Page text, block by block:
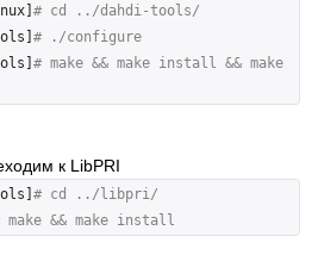
# cd ../dahdi-tools/
# ./configure
# make && make install && make
к LibPRI
# cd ../libpri/
make && make install